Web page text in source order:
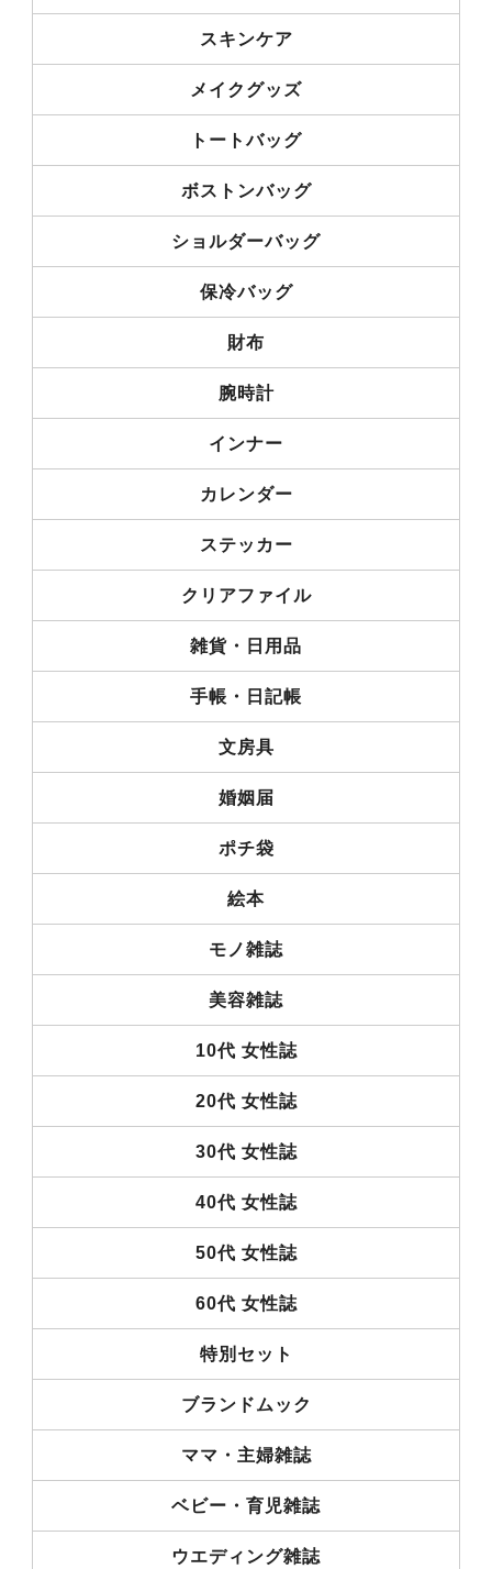
スキンケア
メイクグッズ
トートバッグ
ボストンバッグ
ショルダーバッグ
保冷バッグ
財布
腕時計
インナー
カレンダー
ステッカー
クリアファイル
雑貨・日用品
手帳・日記帳
文房具
婚姻届
ポチ袋
絵本
モノ雑誌
美容雑誌
10代 女性誌
20代 女性誌
30代 女性誌
40代 女性誌
50代 女性誌
60代 女性誌
特別セット
ブランドムック
ママ・主婦雑誌
ベビー・育児雑誌
ウエディング雑誌